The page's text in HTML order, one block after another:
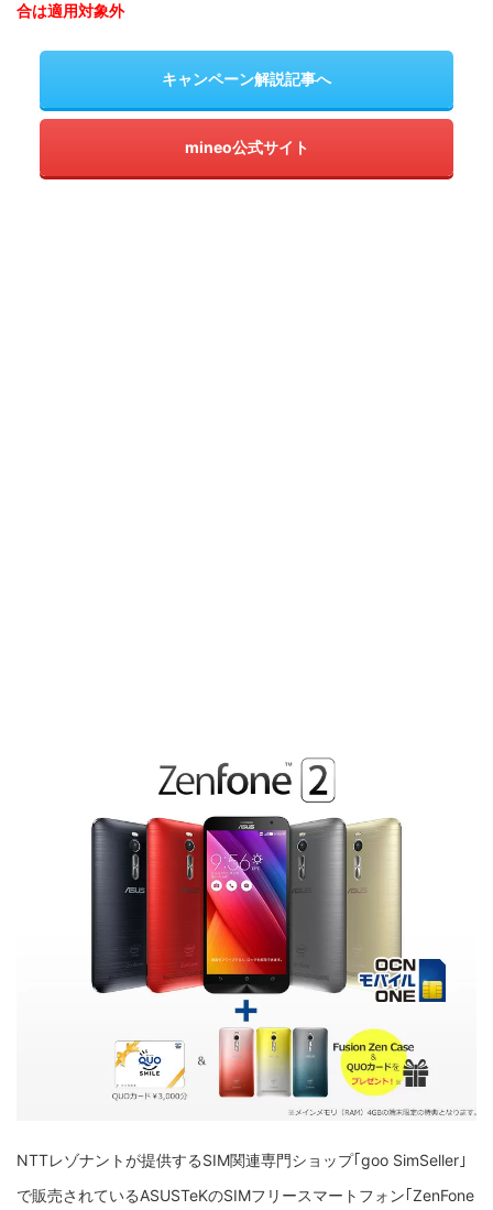
合は適用対象外
キャンペーン解説記事へ
mineo公式サイト
NTTレゾナントが提供するSIM関連専門ショップ｢goo SimSeller｣
で販売されているASUSTeKのSIMフリースマートフォン｢ZenFone